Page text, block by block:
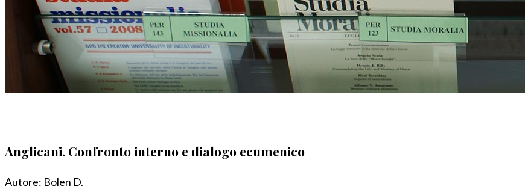
Anglicani. Confronto interno e dialogo ecumenico
Autore: Bolen D.